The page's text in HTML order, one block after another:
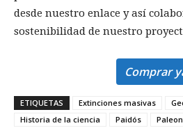
desde nuestro enlace y así
sostenibilidad de nuestro
Comprar
ETIQUETAS Extinciones masivas
Historia de la ciencia
Paidós